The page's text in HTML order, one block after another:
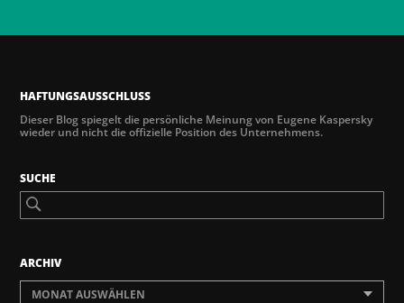
HAFTUNGSAUSSCHLUSS
Dieser Blog spiegelt die persönliche Meinung von Eugene Kaspersky
wieder und nicht die offizielle Position des Unternehmens.
SUCHE
ARCHIV
MONAT AUSWÄHLEN